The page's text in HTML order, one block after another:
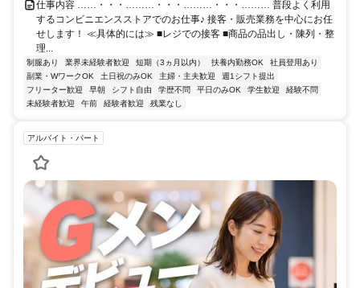
仕事内容 ……・・・………・・・………・・・……… 普段よく利用
するコンビニエンスストアでのお仕事♪ 接客・販売業務を中心にお任
せします！ ≪具体的には≫ ■レジでの接客 ■商品の品出し・陳列・整
理...
制服あり 業界未経験者歓迎 短期（3ヵ月以内） 扶養内勤務OK
社員登用あり
副業・WワークOK
土日祝のみOK 主婦・主夫歓迎
週1シフト提出
フリーター歓迎
早朝 シフト自由 学歴不問 平日のみOK 学生歓迎
経験不問
未経験者歓迎
午前 経験者歓迎 残業なし
アルバイト・パート